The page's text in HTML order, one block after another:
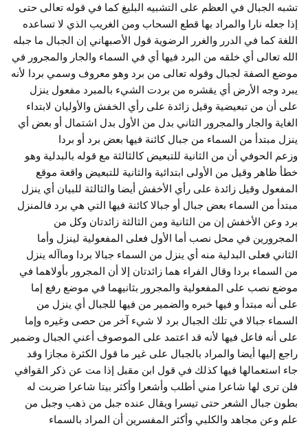
تشبه الجبال في العظم على التشبيه البليغ كما في قوله تعالى حتى
إذا جعله نارا والمراد بها قطع السحاب ومن الغريب الذي لا تساعده
اللغة كما في الدرر والغرر الرضوية قول الأصبهاني إن الجبال ما جبله
الله تعالى أي خلقه من البرد فيها أي في السماء والجار والمجرور في
موضع الصفة لجبال وقوله تعالى من برد وهو معروف وسمي بردا لأنه
يبرد وجه الأرض أي يقشره من بردت الشيء بالمبرد مفعول ينزل
على أن من تبعيضية وقيل زائدة على رأي الخفش والأوليان لابتداء
الغاية والجار والمجرور الثاني بدل من الأول بدل اشتمال أو بعض أي
ينزل مبتدأ من السماء من جبال كائنة فيها بعض برد أو بردا
وزعم الحوفي أن من الثانية للتبعيض كالثالثة مع قوله بالبدلية وهو
خطأ ظاهر وقيل من الأولى ابتدائية والثانية للتبعيض واقعة موقع
المفعول وقيل زائدة على رأي الأخفش أيضا والثالثة للبيان أي ينزل
مبتدأ من السماء بعض جبال أو جبالا كائنة فيها التي هي برد فالمنزل
برد وعن الأخفش إن من الثانية ومن الثالثة زائدتان وكل من
المجرورين في محل نصب أما الأول فعلى المفعولية لينزل وأما
الثاني فعلى البدلية منه أي ينزل من السماء جبالا بردا وماآله ينزل
من السماء بردا وقال الفراء هما زائدتان إلا أن المجرور بأولاهما في
موضع نصب على المفعولية والمجرور بثانيهما في موضع رفع إما
على أنه مبتدأ و فيها خبره والضمير من فيها للجبال أي ينزل من
السماء جبالا في تلك الجبال برد لا شيء آخر من حصى وغيره وإما
على أنه فاعل فيها لأنه قد اعتمد على الموصوف أعني الجبال وضمير
راجع إليها أيضا والمراد بالجبال على غير ما قول الكثرة مجازا وقد
جاء استعمالها فيها كذلك في قول ابن مقبل إذا مت عن ذكر القوافي
فلن ترى لها شاعرا مني أطلب وأشعرا وأكثر بيتا شاعرا ضربت له
بطون جبال الشعر حتى تيسرا ويقال عنده جبل من ذهب وجبل من
علم وعن مجاهد والكلبي وأكثر المفسرين أن المراد بالسماء